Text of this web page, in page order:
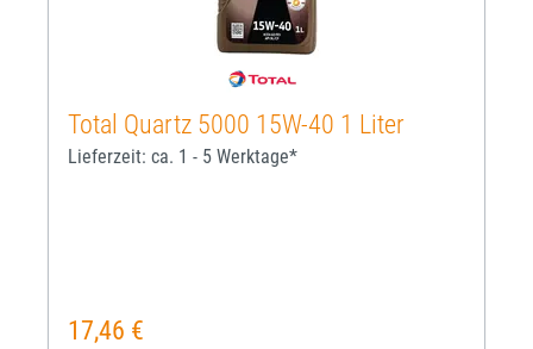
Total Quartz 5000 15W-40 1 Liter
Lieferzeit: ca. 1 - 5 Werktage*
Regulärer Preis:
17,46 €